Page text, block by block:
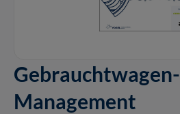
Gebrauchtwagen-
Management